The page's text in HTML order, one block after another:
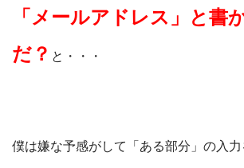
「メールアドレス」と書
だ？ と・・・
僕は嫌な予感がして「ある部分」の入力